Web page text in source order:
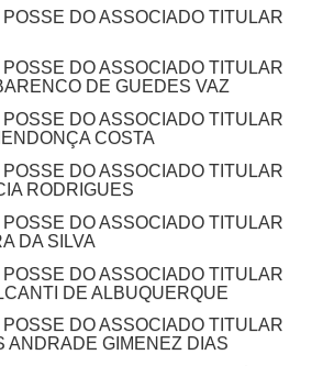
DO ASSOCIADO TITULAR
DO ASSOCIADO TITULAR
DE GUEDES VAZ
DO ASSOCIADO TITULAR
COSTA
DO ASSOCIADO TITULAR
RODRIGUES
DO ASSOCIADO TITULAR
DA SILVA
DO ASSOCIADO TITULAR
DE ALBUQUERQUE
DO ASSOCIADO TITULAR
ANDRADE GIMENEZ DIAS